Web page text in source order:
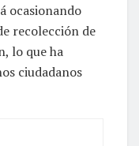
ocasionando
recolección de
lo que ha
ciudadanos